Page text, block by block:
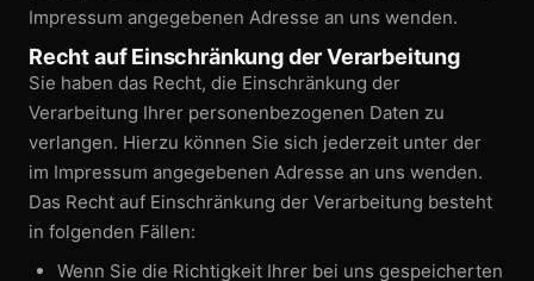
Impressum angegebenen Adresse an uns wenden.
Recht auf Einschränkung der Verarbeitung
Sie haben das Recht, die Einschränkung der
Verarbeitung Ihrer personen­bezogenen Daten zu
verlangen. Hierzu können Sie sich jederzeit unter der
im Impressum angegebenen Adresse an uns wenden.
Das Recht auf Einschränkung der Verarbeitung besteht
in folgenden Fällen:
Wenn Sie die Richtigkeit Ihrer bei uns gespeicherten